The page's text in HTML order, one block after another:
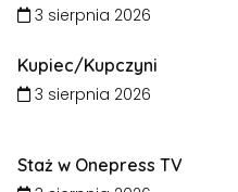
3 sierpnia 2026
Kupiec/Kupczyni
3 sierpnia 2026
Staż w Onepress TV